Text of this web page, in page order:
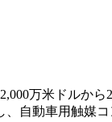
万米ドルから
自動車用触媒